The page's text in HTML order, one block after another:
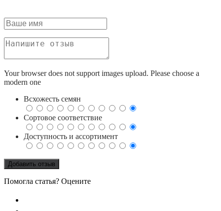
Your browser does not support images upload. Please choose a
modern one
Всхожесть семян
Сортовое соответствие
Доступность и ассортимент
Помогла статья? Оцените